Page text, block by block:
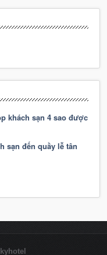
khách sạn 4 sao được
sạn đến quầy lễ tân